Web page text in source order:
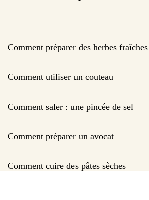
Comment préparer des herbes fraîches
Comment utiliser un couteau
Comment saler : une pincée de sel
Comment préparer un avocat
Comment cuire des pâtes sèches